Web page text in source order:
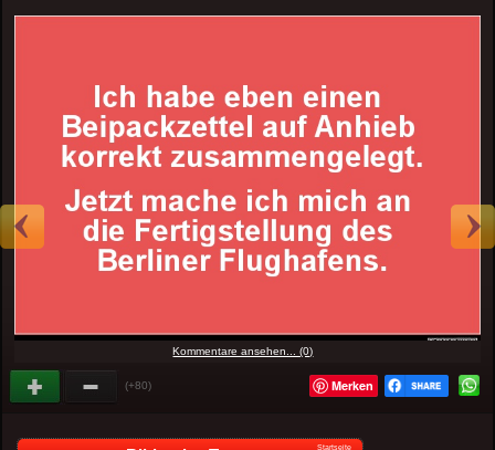
Kommentare ansehen... (0)
(+80) Merken
Startseite